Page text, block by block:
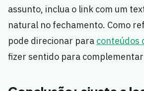
assunto, inclua o link com um
natural no fechamento. Como
pode direcionar para conteúdos
fizer sentido para